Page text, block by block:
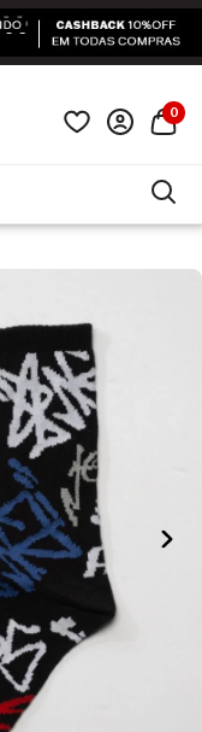
0